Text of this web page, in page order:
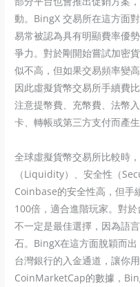
動。BingX 交易所在這方面
易常被認為具有明顯費率優
爭力。對於剛開始嘗試加密
似不高，但如果交易頻率變
因此虛擬貨幣交易所手續費
注意提幣費、充幣費、法幣
卡、轉帳或第三方支付而產生
全球虛擬貨幣交易所比較時
（Liquidity）、安全性（
Coinbase的安全性高，但手
100倍，適合進階玩家。對
不一定是最佳選擇，因為語
石。BingX在這方面脫穎而
台灣銀行的入金通道，讓你
CoinMarketCap的數據，